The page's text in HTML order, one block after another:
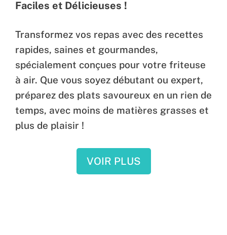
Faciles et Délicieuses !
Transformez vos repas avec des recettes
rapides, saines et gourmandes,
spécialement conçues pour votre friteuse
à air. Que vous soyez débutant ou expert,
préparez des plats savoureux en un rien de
temps, avec moins de matières grasses et
plus de plaisir !
VOIR PLUS